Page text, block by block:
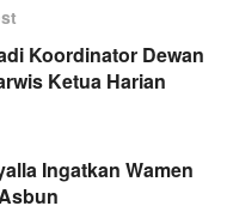
Koordinator Dewan
Ketua Harian
Ingatkan Wamen